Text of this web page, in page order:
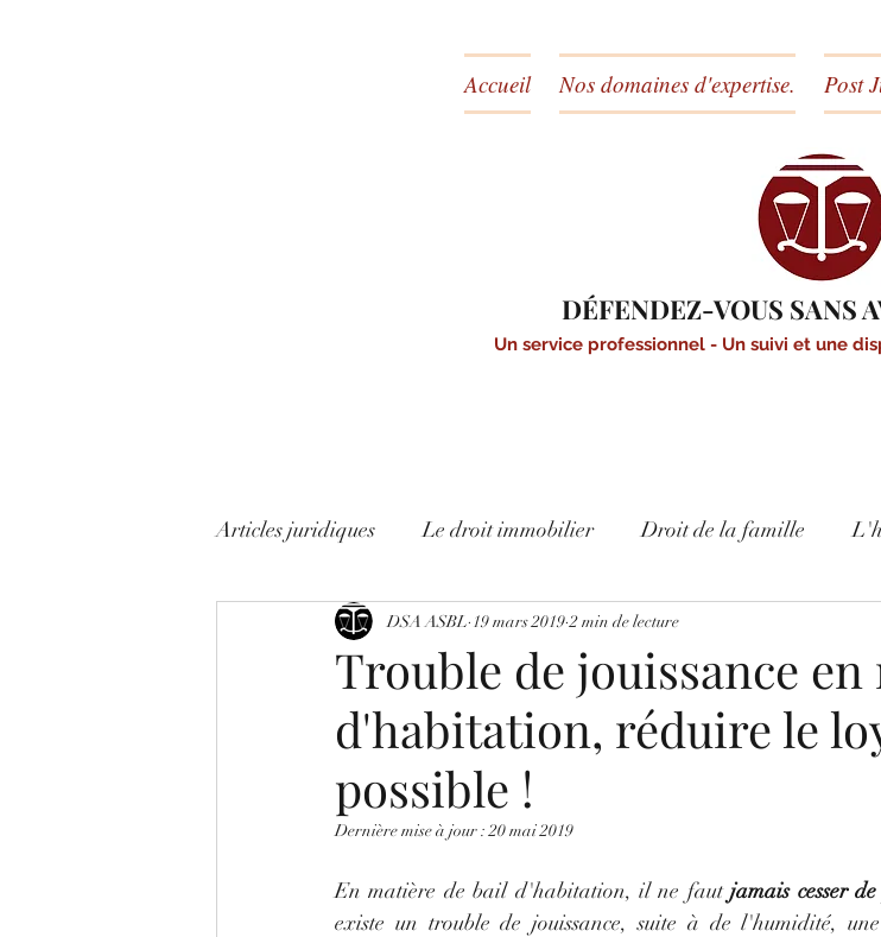
Accueil Nos domaines d'expertise. Post
DÉFENDEZ-VOUS SANS
Un service professionnel - Un suivi et une
Articles juridiques Le droit immobilier Droit de la famille
Litige avocats ! On décrypte le droit Légende urbaine
Les Mises en Garde CORONAVIRUS - INFOS Leçon de
Trouble de jouissance
d'habitation, réduire le
possible !
DSA ASBL 19 mars 2019 2 min de lecture
Dernière mise à jour :20 mai 2019
En matière de bail d'habitation, il ne faut jamais cesser
existe un trouble de jouissance, suite à de l'humidité,